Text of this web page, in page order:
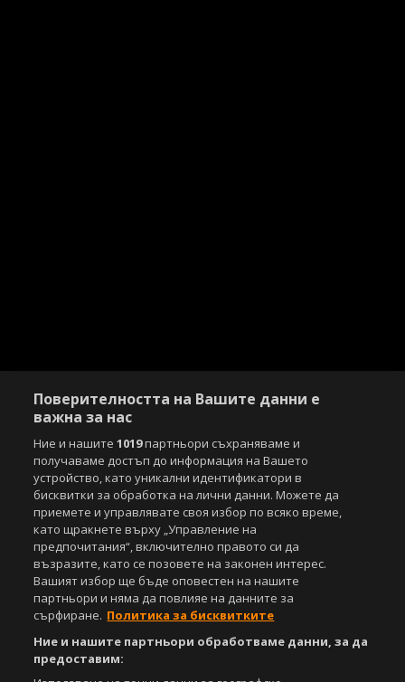
Copyright © 2007-2026 Агенция Спортал. Всички права запазени.
Този уебсайт е собственост наSportal Media Group
За нас Екип За рекламa
Общи условия
Етични правила на НСС
Лични данни
Управление на предпочитания
Съдържанието на този уеб сайт и технологиите, използвани в него, са
под закрила на Закона за авторското право и сродните му права.
Всички статии, репортажи, интервюта и други текстови, графични и
видео материали, публикувани в сайта, са собственост на Агенция
Спортал, освен ако изрично е посочено друго. Допуска се
публикуване на текстови материали само след писмено съгласие на
Поверителността на Вашите данни е
важна за нас
Ние и нашите1019партньори съхраняваме и
получаваме достъп до информация на Вашето
устройство, като уникални идентификатори в
бисквитки за обработка на лични данни. Можете да
приемете и управлявате своя избор по всяко време,
като щракнете върху „Управление на
предпочитания“, включително правото си да
възразите, като се позовете на законен интерес.
Вашият избор ще бъде оповестен на нашите
партньори и няма да повлияе на данните за
сърфиране. Политика за бисквитките
Ние и нашите партньори обработваме данни, за да
предоставим: